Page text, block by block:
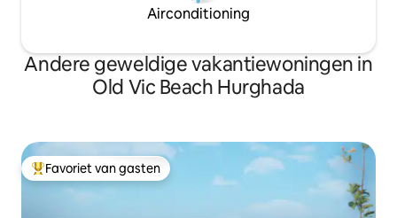
Airconditioning
Andere geweldige vakantiewoningen in
Old Vic Beach Hurghada
Topfavoriet van gasten
Favoriet van gasten